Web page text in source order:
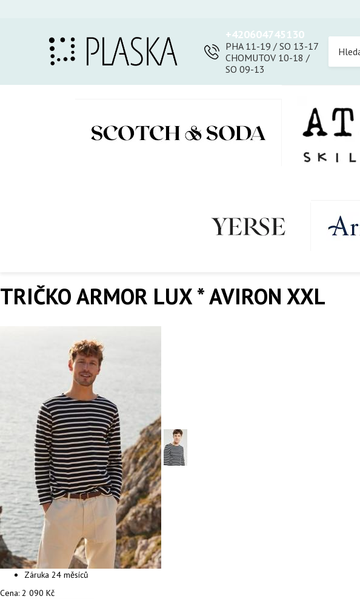
+420604745130
PHA 11-19 / SO 13-17
CHOMUTOV 10-18 /
SO 09-13
TRIČKO ARMOR LUX * AVIRON XXL
Záruka 24 měsíců
Cena: 2 090 Kč